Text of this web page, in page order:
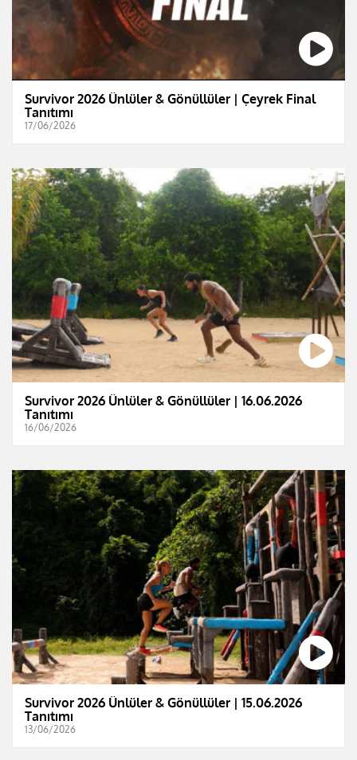
Survivor 2026 Ünlüler & Gönüllüler | Çeyrek Final
Tanıtımı
17/06/2026
Survivor 2026 Ünlüler & Gönüllüler | 16.06.2026
Tanıtımı
16/06/2026
Survivor 2026 Ünlüler & Gönüllüler | 15.06.2026
Tanıtımı
13/06/2026